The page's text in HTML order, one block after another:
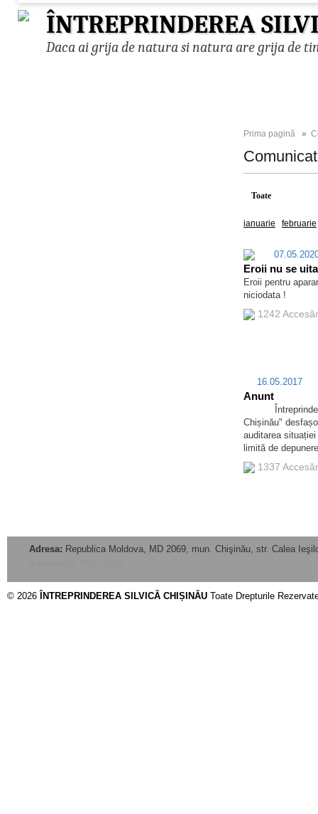
ÎNTREPRINDEREA
Daca ai grija de natura si natura are grija de
Prima pagină »
Toate
ianuarie februarie
Eroii nu se
Eroii pentru
niciodata !
1242
16.05.2017
Anunt
Întreprinderea
Chișinău"
auditarea
limită de
1337
Adresa: Republica Moldova, MD 2069, mun. Chişinău, str. Calea
© 2026 ÎNTREPRINDEREA SILVICĂ CHIȘINĂU Toate Drepturile